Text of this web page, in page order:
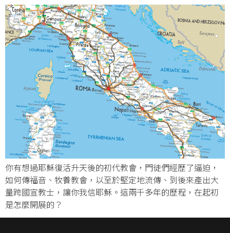
你有想過耶穌復活升天後的初代教會，門徒們經歷了逼迫，
如何傳福音、牧養教會，以至於堅定地流傳、到後來產出大
量跨國宣教士，讓你我信耶穌。這兩千多年的歷程，在起初
是怎麼開展的？